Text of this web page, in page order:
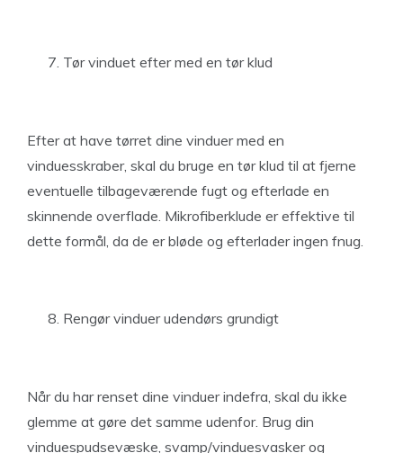
Tør vinduet efter med en tør klud
Efter at have tørret dine vinduer med en
vinduesskraber, skal du bruge en tør klud til at fjerne
eventuelle tilbageværende fugt og efterlade en
skinnende overflade. Mikrofiberklude er effektive til
dette formål, da de er bløde og efterlader ingen fnug.
Rengør vinduer udendørs grundigt
Når du har renset dine vinduer indefra, skal du ikke
glemme at gøre det samme udenfor. Brug din
vinduespudsevæske, svamp/vinduesvasker og